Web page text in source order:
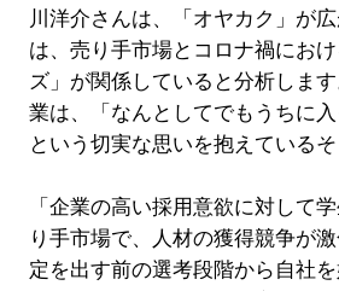
川洋介さんは、「オヤカク」が
は、売り手市場とコロナ禍にお
ズ」が関係していると分析しま
業は、「なんとしてでもうちに入
という切実な思いを抱えているそ
「企業の高い採用意欲に対して
り手市場で、人材の獲得競争が
定を出す前の選考段階から自社